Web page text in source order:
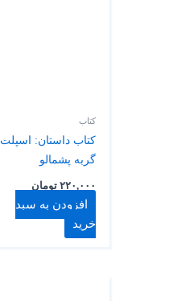
کتاب
کتاب داستان: اسپلت
گربه پشمالو
۲۲۰,۰۰۰ تومان
افزودن به سبد
خرید